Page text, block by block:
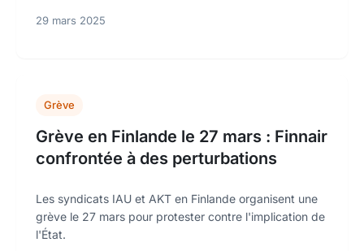
29 mars 2025
Grève
Grève en Finlande le 27 mars : Finnair
confrontée à des perturbations
Les syndicats IAU et AKT en Finlande organisent une
grève le 27 mars pour protester contre l'implication de
l'État.